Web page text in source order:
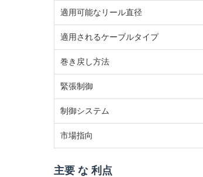
適用可能なリール直径
適用されるケーブルタイプ
巻き戻し方法
緊張制御
制御システム
市場指向
主要 な 利点